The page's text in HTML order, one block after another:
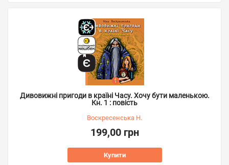
Дивовижні пригоди в країні Часу. Хочу бути маленькою.
Кн. 1 : повість
Воскресенська Н.
199,00 грн
Купити